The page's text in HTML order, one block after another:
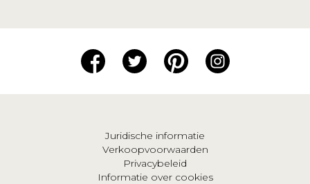
Juridische informatie
Verkoopvoorwaarden
Privacybeleid
Informatie over cookies